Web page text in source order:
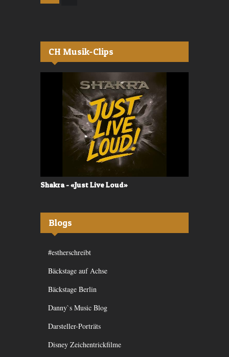
CH Musik-Clips
Shakra - «Just Live Loud»
Blogs
#estherschreibt
Bäckstage auf Achse
Bäckstage Berlin
Danny`s Music Blog
Darsteller-Porträts
Disney Zeichentrickfilme